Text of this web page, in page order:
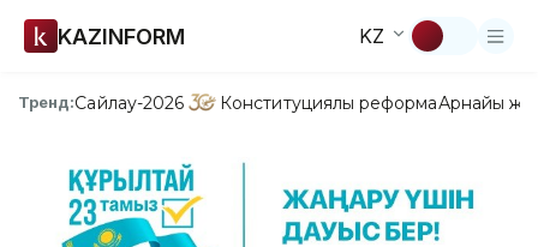
KAZINFORM KZ
Тренд:Сайлау-2026 Конституциялық реформаАрнайы